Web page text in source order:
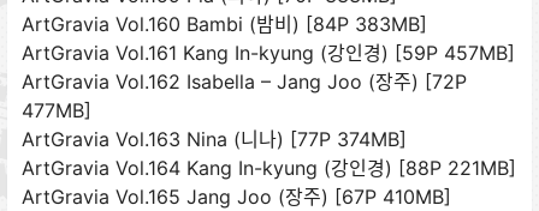
ArtGravia Vol.160 Bambi (밤비) [84P 383MB]
ArtGravia Vol.161 Kang In-kyung (강인경) [59P 457MB]
ArtGravia Vol.162 Isabella – Jang Joo (장주) [72P
477MB]
ArtGravia Vol.163 Nina (니나) [77P 374MB]
ArtGravia Vol.164 Kang In-kyung (강인경) [88P 221MB]
ArtGravia Vol.165 Jang Joo (장주) [67P 410MB]